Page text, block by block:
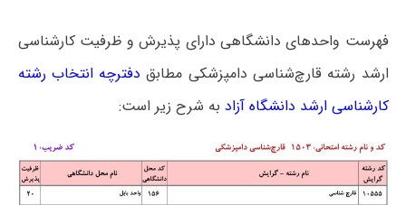
فهرست واحدهای دانشگاهی دارای پذیرش و ظرفیت کارشناسی
ارشد رشته قارچ‌شناسی دامپزشکی مطابق دفترچه انتخاب رشته
کارشناسی ارشد دانشگاه آزاد به شرح زیر است: